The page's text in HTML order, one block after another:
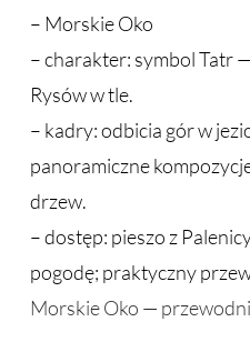
– Morskie Oko
– charakter: symbol Tatr
Rysów w tle.
– kadry: odbicia gór w
panoramiczne
drzew.
– dostęp: pieszo z
pogodę; praktyczny
Morskie Oko —